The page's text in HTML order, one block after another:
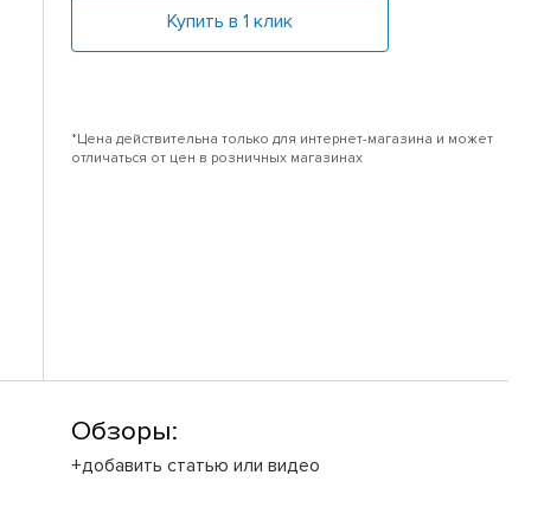
Купить в 1 клик
*Цена действительна только для интернет-магазина и может
отличаться от цен в розничных магазинах
Обзоры:
+добавить статью или видео